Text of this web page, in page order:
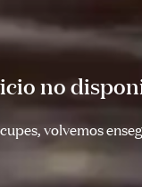
no
volvemos